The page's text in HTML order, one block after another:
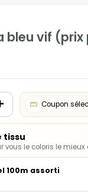
bleu vif (prix
Coupon
tissu
vous le coloris le mieux
100m assorti